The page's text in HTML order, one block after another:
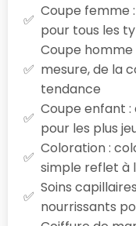
Coupe femme
pour tous les
Coupe homme
mesure, de la
tendance
Coupe enfant
pour les plus
Coloration :
simple reflet à
Soins
nourrissants